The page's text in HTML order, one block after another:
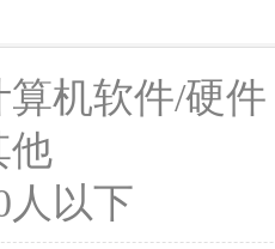
机软件/硬件
他
人以下